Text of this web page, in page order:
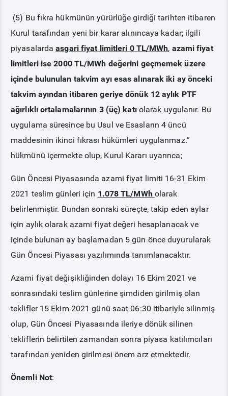
(5) Bu fıkra hükmünün yürürlüğe girdiği tarihten itibaren
Kurul tarafından yeni bir karar alınıncaya kadar; ilgili
piyasalardaasgari fiyat limitleri 0 TL/MWh, azami fiyat
limitleri ise 2000 TL/MWh değerini geçmemek üzere
içinde bulunulan takvim ayı esas alınarak iki ay önceki
takvim ayından itibaren geriye dönük 12 aylık PTF
ağırlıklı ortalamalarının 3 (üç) katıolarak uygulanır. Bu
uygulama süresince bu Usul ve Esasların 4 üncü
maddesinin ikinci fıkrası hükümleri uygulanmaz.”
hükmünü içermekte olup, Kurul Kararı uyarınca;
Gün Öncesi Piyasasında azami fiyat limiti 16-31 Ekim
2021 teslim günleri için 1.078 TL/MWh olarak
belirlenmiştir. Bundan sonraki süreçte, takip eden aylar
için aylık olarak azami fiyat değeri hesaplanacak ve
içinde bulunan ay başlamadan 5 gün önce duyurularak
Gün Öncesi Piyasası yazılımında tanımlanacaktır.
Azami fiyat değişikliğinden dolayı 16 Ekim 2021 ve
sonrasındaki teslim günlerine şimdiden girilmiş olan
teklifler 15 Ekim 2021 günü saat 06:30 itibariyle silinmiş
olup, Gün Öncesi Piyasasında ileriye dönük silinen
tekliflerin belirtilen zamandan sonra piyasa katılımcıları
tarafından yeniden girilmesi önem arz etmektedir.
Önemli Not: